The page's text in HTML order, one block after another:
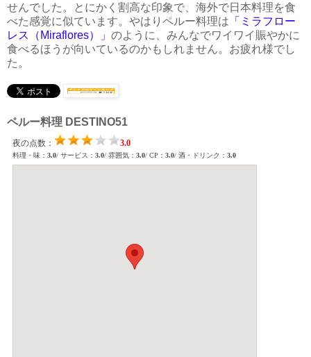
せんでした。とにかく割高な印象で、海外で日本料理を食
べた感覚に似ています。やはりペルー料理は 「ミラフロー
レス（Miraflores）」 のように、みんなでワイワイ賑やかに
食べるほうが向いているのかもしれません。お疲れ様でし
た。
ペルー料理 DESTINO51